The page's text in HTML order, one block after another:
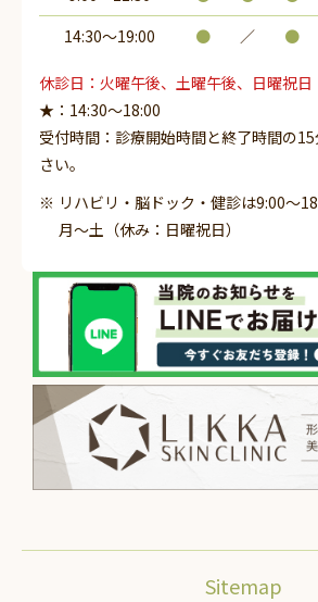
14:30〜19:00
● ／ ●
休診日：火曜午後、土曜午後、日曜祝日
★：14:30～18:00
受付時間：診療開始時間と終了時間の
さい。
リハビリ・脳ドック・健診は9:00～
月～土（休み：日曜祝日）
Sitemap